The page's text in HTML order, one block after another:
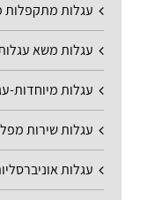
עגלות מתקפלות
עגלות משא
עגלות מיוחדות-
עגלות שירות
עגלות